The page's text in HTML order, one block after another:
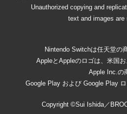
Unauthorized copying and
text and images are
Nintendo Switchは任天堂の
AppleとAppleのロゴは、米国
Apple Inc.の
Google Play および Google Play
Copyright ©Sui Ishida／